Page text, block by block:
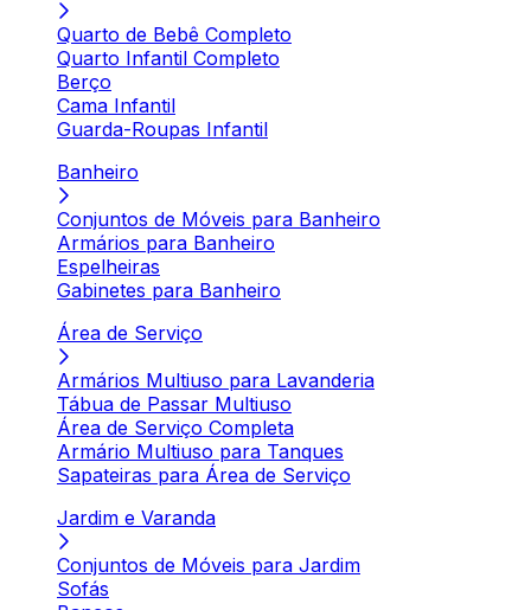
Quarto de Bebê Completo
Quarto Infantil Completo
Berço
Cama Infantil
Guarda-Roupas Infantil
Banheiro
Conjuntos de Móveis para Banheiro
Armários para Banheiro
Espelheiras
Gabinetes para Banheiro
Área de Serviço
Armários Multiuso para Lavanderia
Tábua de Passar Multiuso
Área de Serviço Completa
Armário Multiuso para Tanques
Sapateiras para Área de Serviço
Jardim e Varanda
Conjuntos de Móveis para Jardim
Sofás